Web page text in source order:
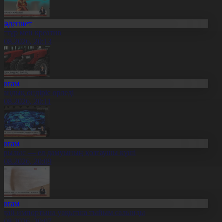
мен креатив
20:13
өндіріс өрледі
20:11
— ел дамуының қозғаушы күші
20:09
импортына уақытша тыйым салынды